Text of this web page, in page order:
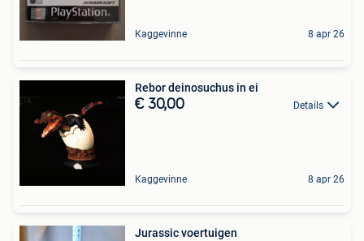
Kaggevinne 8 apr 26
Rebor deinosuchus in ei
€ 30,00 Details
Kaggevinne 8 apr 26
Jurassic voertuigen